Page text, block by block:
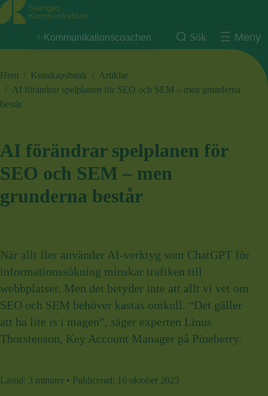
Sveriges Kommunikatörer
✨Kommunikationscoachen Sök Meny
Hem / Kunskapsbank / Artiklar
/ AI förändrar spelplanen för SEO och SEM – men grunderna
består
AI förändrar spelplanen för
SEO och SEM – men
grunderna består
När allt fler använder AI-verktyg som ChatGPT för
informationssökning minskar trafiken till
webbplatser. Men det betyder inte att allt vi vet om
SEO och SEM behöver kastas omkull. “Det gäller
att ha lite is i magen”, säger experten Linus
Thorstenson, Key Account Manager på Pineberry.
Lästid: 3 minuter • Publicerad: 16 oktober 2025